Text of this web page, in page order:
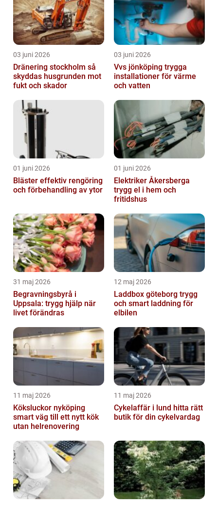
03 juni 2026
Dränering stockholm så
skyddas husgrunden mot
fukt och skador
03 juni 2026
Vvs jönköping trygga
installationer för värme
och vatten
01 juni 2026
Bläster effektiv rengöring
och förbehandling av ytor
01 juni 2026
Elektriker Åkersberga
trygg el i hem och
fritidshus
31 maj 2026
Begravningsbyrå i
Uppsala: trygg hjälp när
livet förändras
12 maj 2026
Laddbox göteborg trygg
och smart laddning för
elbilen
11 maj 2026
Köksluckor nyköping
smart väg till ett nytt kök
utan helrenovering
11 maj 2026
Cykelaffär i lund hitta rätt
butik för din cykelvardag